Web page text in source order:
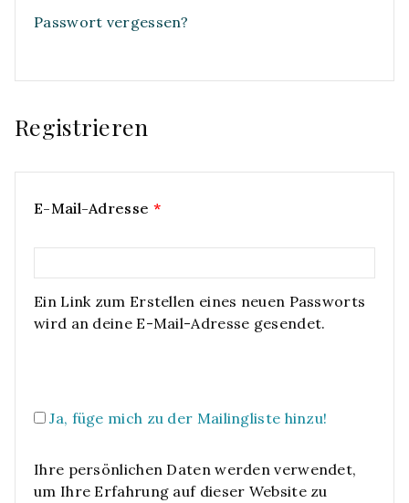
Passwort vergessen?
Registrieren
E-Mail-Adresse *
Ein Link zum Erstellen eines neuen Passworts
wird an deine E-Mail-Adresse gesendet.
Ja, füge mich zu der Mailingliste hinzu!
Ihre persönlichen Daten werden verwendet,
um Ihre Erfahrung auf dieser Website zu